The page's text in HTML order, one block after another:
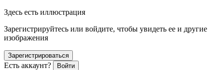
Здесь есть иллюстрация
Зарегистрируйтесь или войдите, чтобы увидеть ее и другие
изображения
Зарегистрироваться
Есть аккаунт? Войти